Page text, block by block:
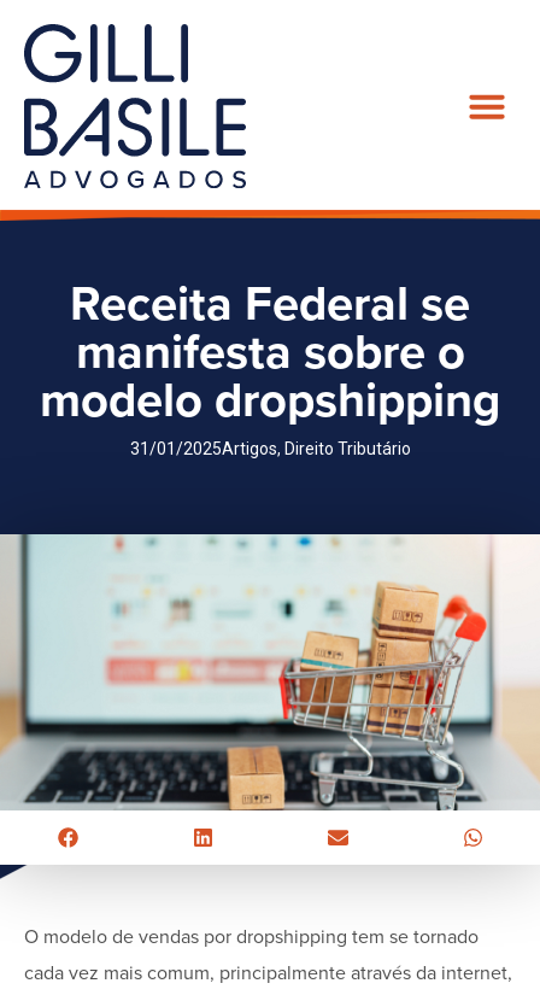
Receita Federal se
manifesta sobre o
modelo dropshipping
31/01/2025Artigos, Direito Tributário
O modelo de vendas por dropshipping tem se tornado
cada vez mais comum, principalmente através da internet,